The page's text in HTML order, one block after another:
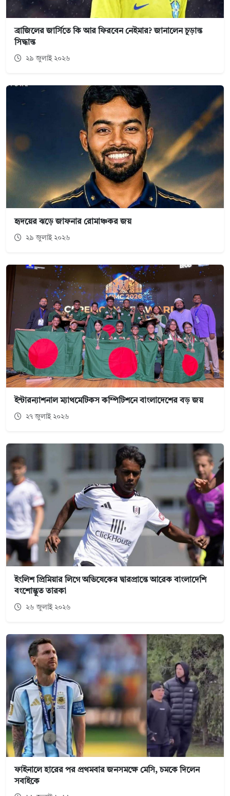
ব্রাজিলের জার্সিতে কি আর ফিরবেন নেইমার? জানালেন চূড়ান্ত
সিদ্ধান্ত
২৯ জুলাই ২০২৬
হৃদয়ের ঝড়ে জাফনার রোমাঞ্চকর জয়
২৯ জুলাই ২০২৬
ইন্টারন্যাশনাল ম্যাথমেটিকস কম্পিটিশনে বাংলাদেশের বড় জয়
২৭ জুলাই ২০২৬
ইংলিশ প্রিমিয়ার লিগে অভিষেকের দ্বারপ্রান্তে আরেক বাংলাদেশি
বংশোদ্ভুত তারকা
২৬ জুলাই ২০২৬
ফাইনালে হারের পর প্রথমবার জনসমক্ষে মেসি, চমকে দিলেন
সবাইকে